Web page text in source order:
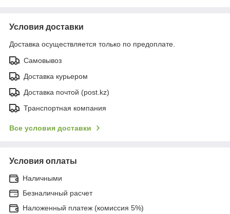
Условия доставки
Доставка осуществляется только по предоплате.
Самовывоз
Доставка курьером
Доставка почтой (post.kz)
Транспортная компания
Все условия доставки
Условия оплаты
Наличными
Безналичный расчет
Наложенный платеж (комиссия 5%)